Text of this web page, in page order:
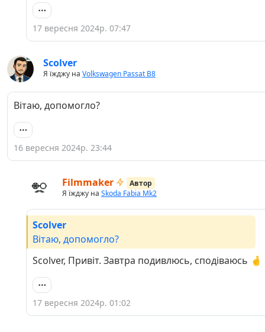
17 вересня 2024р. 07:47
Scolver
Я їжджу на Volkswagen Passat B8
Вітаю, допомогло?
16 вересня 2024р. 23:44
Filmmaker
Автор
Я їжджу на Skoda Fabia Mk2
Scolver
Вітаю, допомогло?
Scolver, Привіт. Завтра подивлюсь, сподіваюсь 🤞
17 вересня 2024р. 01:02